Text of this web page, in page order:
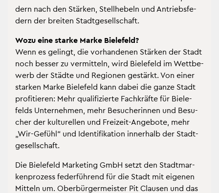
dern nach den Stär­ken, Stell­he­beln und An­triebs­fe­
dern der brei­ten Stadt­ge­sell­schaft.
Wozu eine star­ke Marke Bie­le­feld?
Wenn es ge­lingt, die vor­han­de­nen Stär­ken der Stadt
noch bes­ser zu ver­mit­teln, wird Bie­le­feld im Wett­be­
werb der Städ­te und Re­gio­nen ge­stärkt. Von einer
star­ken Marke Bie­le­feld kann dabei die ganze Stadt
pro­fi­tie­ren: Mehr qua­li­fi­zier­te Fach­kräf­te für Bie­le­
felds Un­ter­neh­men, mehr Be­su­che­rin­nen und Be­su­
cher der kul­tu­rel­len und Frei­zeit-An­ge­bo­te, mehr
„Wir-Ge­fühl“ und Iden­ti­fi­ka­ti­on in­ner­halb der Stadt­
ge­sell­schaft.
Die Bie­le­feld Mar­ke­ting GmbH setzt den Stadt­mar­
ken­pro­zess fe­der­füh­rend für die Stadt mit ei­ge­nen
Mit­teln um. Ober­bür­ger­meis­ter Pit Clau­sen und das